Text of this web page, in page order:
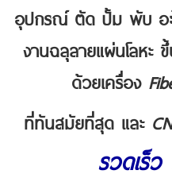
อุปกรณ์ ตัด ปั้ม พับ อะ
งานฉลุลายแผ่นโลหะ
ด้วยเครื่อง
ที่ทันสมัยที่สุด และ
รวดเร็ว